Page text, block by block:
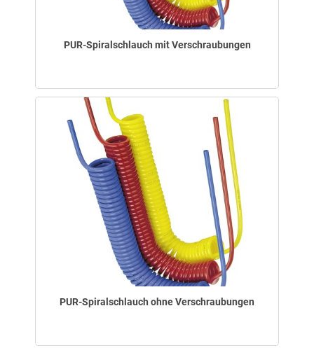
PUR-Spiralschlauch mit Verschraubungen
PUR-Spiralschlauch ohne Verschraubungen